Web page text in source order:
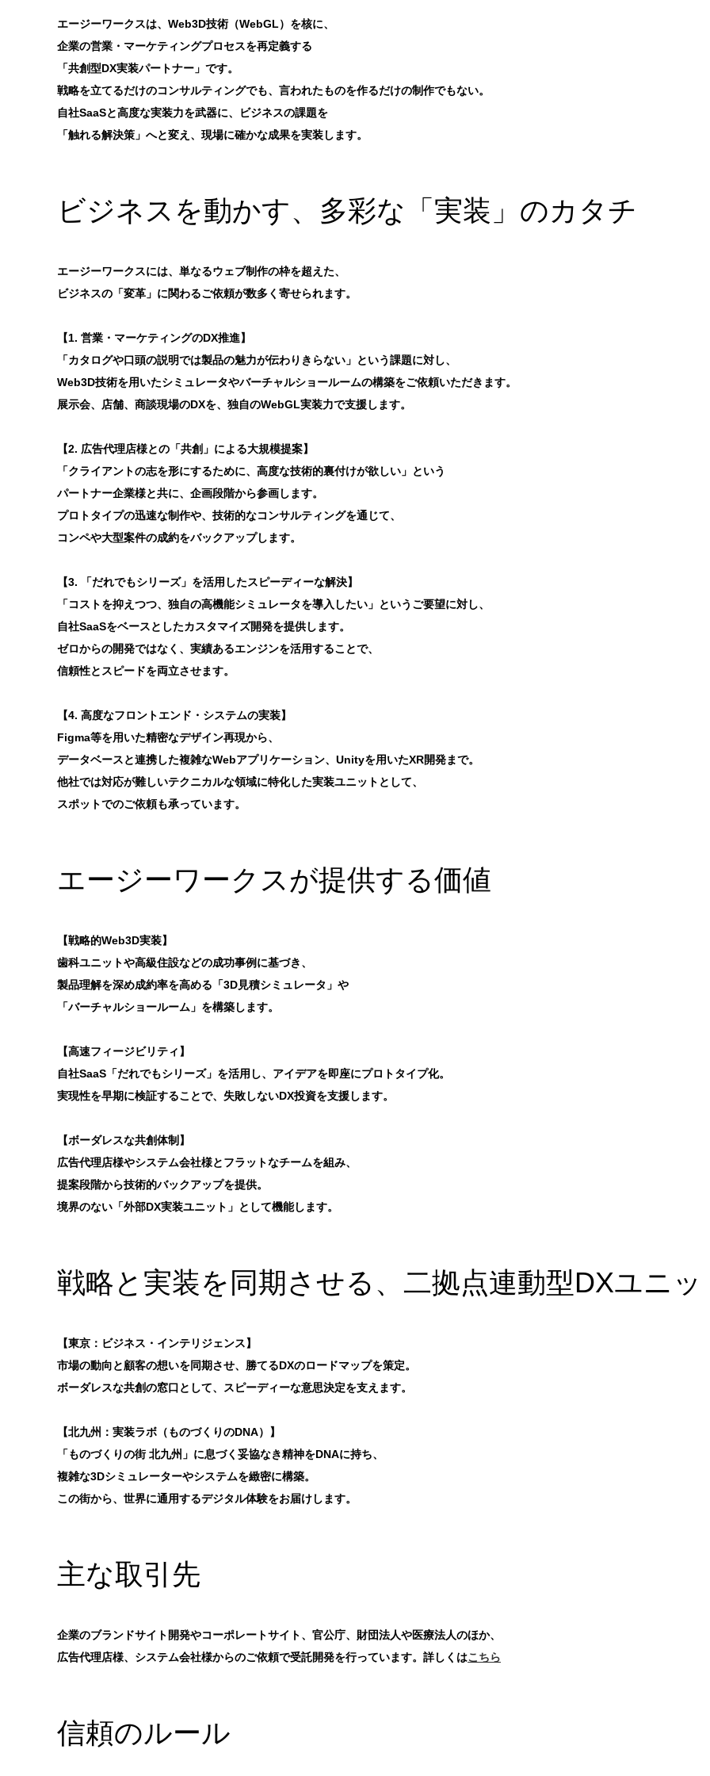
エージーワークスは、Web3D技術（WebGL）を核に、
企業の営業・マーケティングプロセスを再定義する
「共創型DX実装パートナー」です。
戦略を立てるだけのコンサルティングでも、言われたものを作るだけの制作でもない。
自社SaaSと高度な実装力を武器に、ビジネスの課題を
「触れる解決策」へと変え、現場に確かな成果を実装します。
ビジネスを動かす、多彩な「実装」のカタチ
エージーワークスには、単なるウェブ制作の枠を超えた、
ビジネスの「変革」に関わるご依頼が数多く寄せられます。
【1. 営業・マーケティングのDX推進】
「カタログや口頭の説明では製品の魅力が伝わりきらない」という課題に対し、
Web3D技術を用いたシミュレータやバーチャルショールームの構築をご依頼いただきます。
展示会、店舗、商談現場のDXを、独自のWebGL実装力で支援します。
【2. 広告代理店様との「共創」による大規模提案】
「クライアントの志を形にするために、高度な技術的裏付けが欲しい」という
パートナー企業様と共に、企画段階から参画します。
プロトタイプの迅速な制作や、技術的なコンサルティングを通じて、
コンペや大型案件の成約をバックアップします。
【3. 「だれでもシリーズ」を活用したスピーディーな解決】
「コストを抑えつつ、独自の高機能シミュレータを導入したい」というご要望に対し、
自社SaaSをベースとしたカスタマイズ開発を提供します。
ゼロからの開発ではなく、実績あるエンジンを活用することで、
信頼性とスピードを両立させます。
【4. 高度なフロントエンド・システムの実装】
Figma等を用いた精密なデザイン再現から、
データベースと連携した複雑なWebアプリケーション、Unityを用いたXR開発まで。
他社では対応が難しいテクニカルな領域に特化した実装ユニットとして、
スポットでのご依頼も承っています。
エージーワークスが提供する価値
【戦略的Web3D実装】
歯科ユニットや高級住設などの成功事例に基づき、
製品理解を深め成約率を高める「3D見積シミュレータ」や
「バーチャルショールーム」を構築します。
【高速フィージビリティ】
自社SaaS「だれでもシリーズ」を活用し、アイデアを即座にプロトタイプ化。
実現性を早期に検証することで、失敗しないDX投資を支援します。
【ボーダレスな共創体制】
広告代理店様やシステム会社様とフラットなチームを組み、
提案段階から技術的バックアップを提供。
境界のない「外部DX実装ユニット」として機能します。
戦略と実装を同期させる、二拠点連動型DXユニッ
【東京：ビジネス・インテリジェンス】
市場の動向と顧客の想いを同期させ、勝てるDXのロードマップを策定。
ボーダレスな共創の窓口として、スピーディーな意思決定を支えます。
【北九州：実装ラボ（ものづくりのDNA）】
「ものづくりの街 北九州」に息づく妥協なき精神をDNAに持ち、
複雑な3Dシミュレーターやシステムを緻密に構築。
この街から、世界に通用するデジタル体験をお届けします。
主な取引先
企業のブランドサイト開発やコーポレートサイト、官公庁、財団法人や医療法人のほか、
広告代理店様、システム会社様からのご依頼で受託開発を行っています。詳しくはこちら
信頼のルール